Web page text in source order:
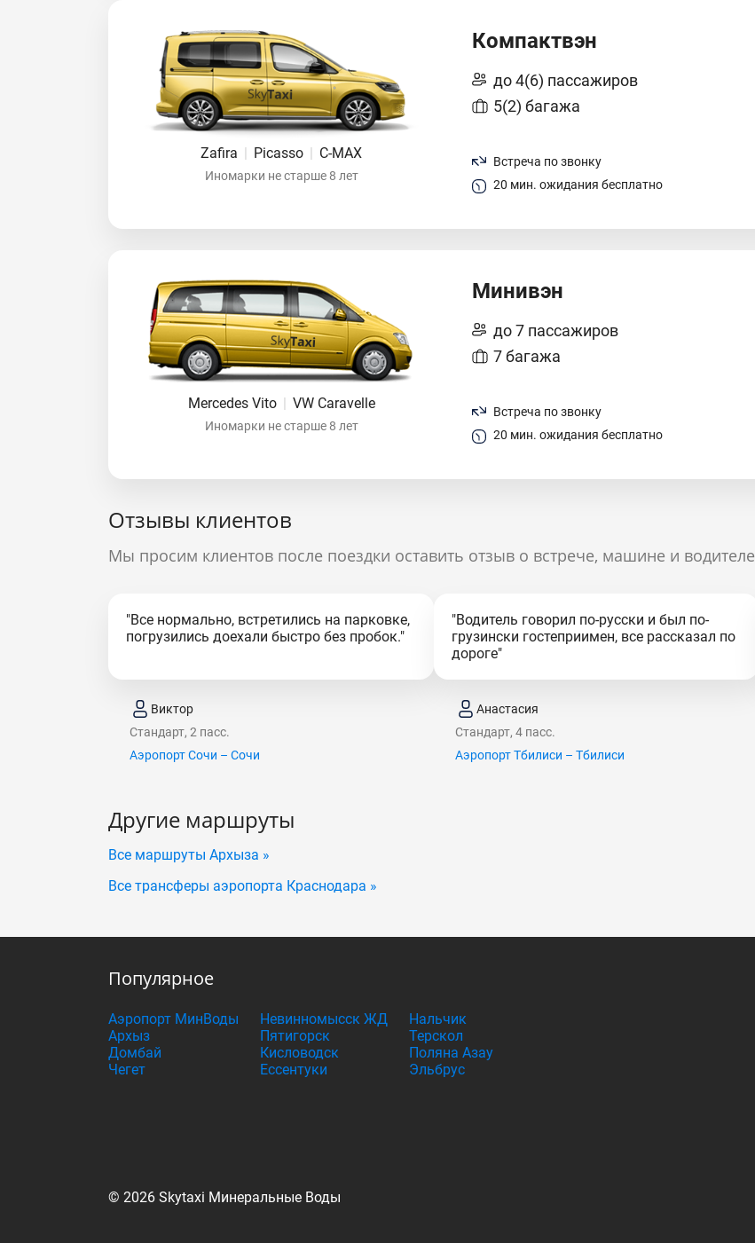
Zafira | Picasso | C-MAX
Иномарки не старше 8 лет
Компактвэн
до 4(6) пассажиров
5(2) багажа
Встреча по звонку
20 мин. ожидания бесплатно
Mercedes Vito | VW Caravelle
Иномарки не старше 8 лет
Минивэн
до 7 пассажиров
7 багажа
Встреча по звонку
20 мин. ожидания бесплатно
Отзывы клиентов
Мы просим клиентов после поездки оставить отзыв о встрече, машине и водителе
"Все нормально, встретились на парковке,
погрузились доехали быстро без пробок."
Виктор
Стандарт, 2 пасс.
Аэропорт Сочи – Сочи
"Водитель говорил по-русски и был по-
грузински гостеприимен, все рассказал по
дороге"
Анастасия
Стандарт, 4 пасс.
Аэропорт Тбилиси – Тбилиси
Другие маршруты
Все маршруты Архыза »
Все трансферы аэропорта Краснодара »
Популярное
Аэропорт МинВоды
Архыз
Домбай
Чегет
Невинномысск ЖД
Пятигорск
Кисловодск
Ессентуки
Нальчик
Терскол
Поляна Азау
Эльбрус
© 2026 Skytaxi Минеральные Воды